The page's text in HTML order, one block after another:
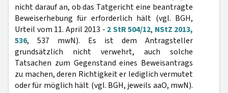
nicht darauf an, ob das Tatgericht eine beantragte
Beweiserhebung für erforderlich hält (vgl. BGH,
Urteil vom 11. April 2013 - 2 StR 504/12, NStZ 2013,
536, 537 mwN). Es ist dem Antragsteller
grundsätzlich nicht verwehrt, auch solche
Tatsachen zum Gegenstand eines Beweisantrags
zu machen, deren Richtigkeit er lediglich vermutet
oder für möglich hält (vgl. BGH, jeweils aaO, mwN).